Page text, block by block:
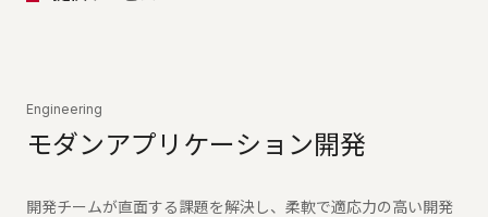
Engineering
モダンアプリケーション開発
開発チームが直面する課題を解決し、柔軟で適応力の高い開発